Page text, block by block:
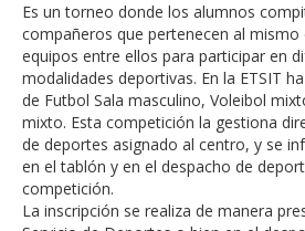
Es un torneo donde los alumnos
compañeros que pertenecen al
equipos entre ellos para participar en
modalidades deportivas. En la ETSIT
de Futbol Sala masculino, Voleibol
mixto. Esta competición la gestiona
de deportes asignado al centro, y se
en el tablón y en el despacho de
competición.
La inscripción se realiza de manera